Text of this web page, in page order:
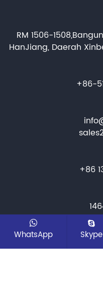
RM 1506-
HanJiang, Daerah
+86-
+86
CopyRight © 2025
co.,ltd. Semua hak
WhatsApp Skype